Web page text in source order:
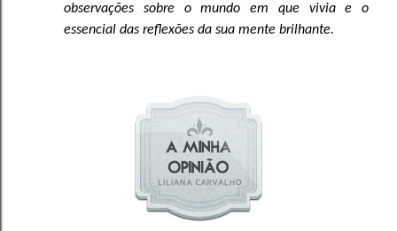
observações sobre o mundo em que vivia e o
essencial das reflexões da sua mente brilhante.